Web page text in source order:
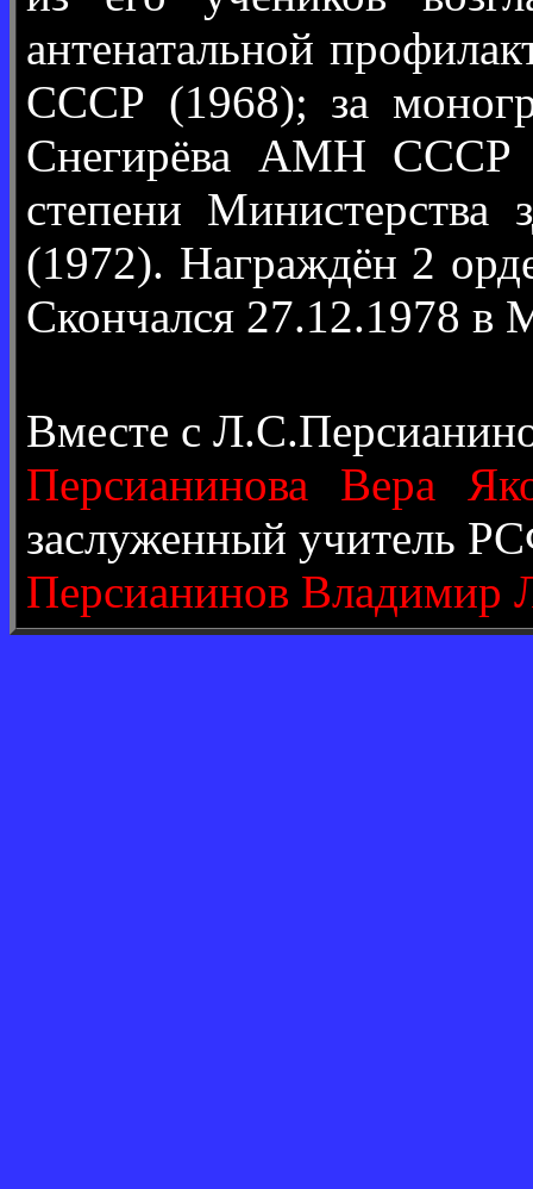
антенатальной
СССР (1968); за
Снегирёва АМН СССР
степени
(1972). Награждён 2
Скончался 27.12.1978 в
Вместе с
Персианинова Вера
заслуженный учитель
Персианинов Владимир